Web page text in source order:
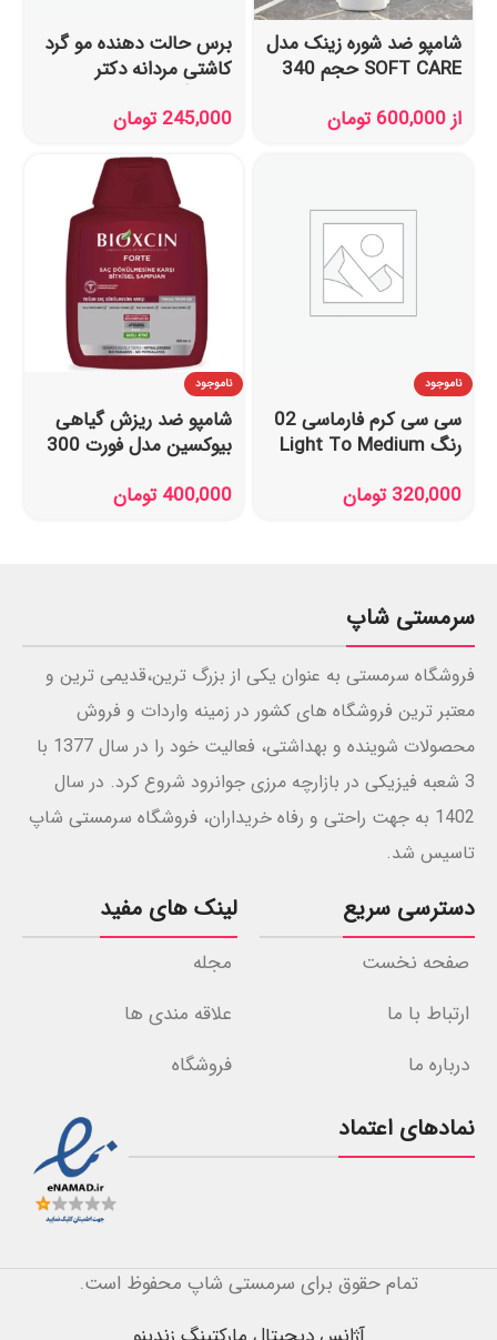
شامپو ضد شوره زینک مدل
SOFT CARE حجم 340
از600,000 تومان
برس حالت دهنده مو گرد
کاشتی مردانه دکتر
245,000 تومان
ناموجود
سی سی کرم فارماسی 02
رنگ Light To Medium
320,000 تومان
ناموجود
شامپو ضد ریزش گیاهی
بیوکسین مدل فورت 300
400,000 تومان
سرمستی شاپ
فروشگاه سرمستی به عنوان یکی از بزرگ ترین،قدیمی ترین و
معتبر ترین فروشگاه های کشور در زمینه واردات و فروش
محصولات شوینده و بهداشتی، فعالیت خود را در سال 1377 با
3 شعبه فیزیکی در بازارچه مرزی جوانرود شروع کرد. در سال
1402 به جهت راحتی و رفاه خریداران، فروشگاه سرمستی شاپ
تاسیس شد.
دسترسی سریع
صفحه نخست
ارتباط با ما
درباره ما
لینک های مفید
مجله
علاقه مندی ها
فروشگاه
نمادهای اعتماد
تمام حقوق برای سرمستی شاپ محفوظ است.